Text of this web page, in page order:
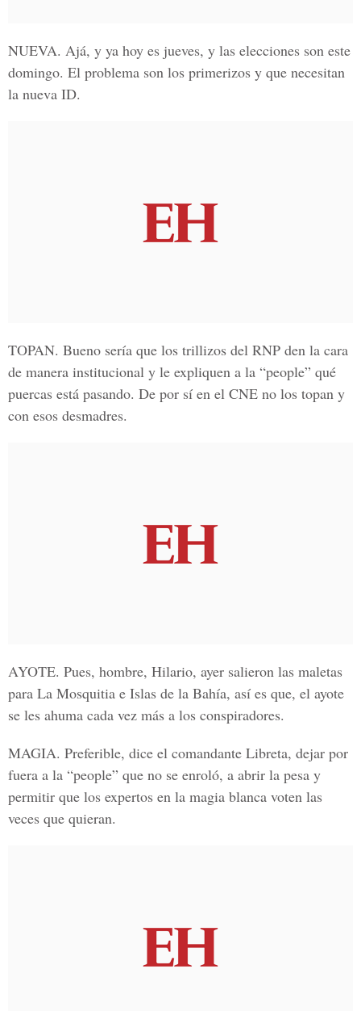
NUEVA. Ajá, y ya hoy es jueves, y las elecciones son este
domingo. El problema son los primerizos y que necesitan
la nueva ID.
TOPAN. Bueno sería que los trillizos del RNP den la cara
de manera institucional y le expliquen a la “people” qué
puercas está pasando. De por sí en el CNE no los topan y
con esos desmadres.
AYOTE. Pues, hombre, Hilario, ayer salieron las maletas
para La Mosquitia e Islas de la Bahía, así es que, el ayote
se les ahuma cada vez más a los conspiradores.
MAGIA. Preferible, dice el comandante Libreta, dejar por
fuera a la “people” que no se enroló, a abrir la pesa y
permitir que los expertos en la magia blanca voten las
veces que quieran.